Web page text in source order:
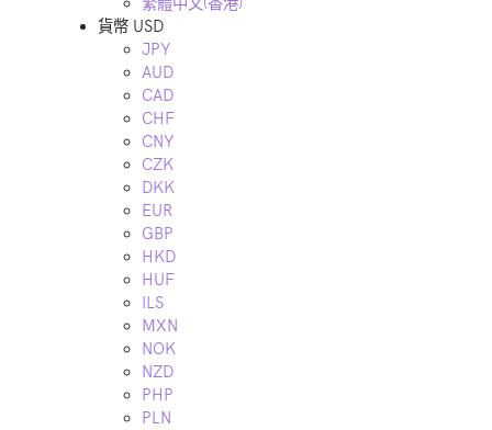
貨幣 USD
JPY
AUD
CAD
CHF
CNY
CZK
DKK
EUR
GBP
HKD
HUF
ILS
MXN
NOK
NZD
PHP
PLN